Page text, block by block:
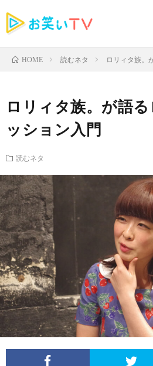
HOME 読むネタ ロリィタ族。
ロリィタ族。が語
ッション入門
読むネタ